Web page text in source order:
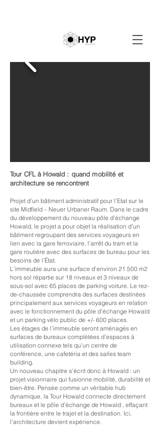
Tour CFL à Howald : quand mobilité et
architecture se rencontrent
Projet d’un bâtiment administratif pour l’Etat sur le
site Midfield – Neuer Urbaner Raum.​ Dans le cadre
du développement du nouveau pôle d’échange
Howald, le projet a pour objet la réalisation d’un
bâtiment regroupant des services voyageurs en
lien avec la gare ferroviaire, l’arrêt du tram et la
gare routière avec des surfaces de bureau pour les
besoins de l’État. ​
L’immeuble aura une surface d’environ 21.500 m2
hors sol répartie sur 18 niveaux et 3 niveaux de
sous-sol avec 65 places de parking voiture. Le rez-
de-chaussée comprendra des surfaces destinées
principalement aux services voyageurs en relation
avec le fonctionnement du pôle d’échange Howald
et un parking vélo public de +/- 600 places. ​
Les étages de l’immeuble seront aménagés en
surfaces de bureaux complétées d’espaces à
utilisation connexe tels qu’un centre de
conférence, une cafetéria et des salles team
building.​
Un nouveau chapitre s’écrit donc à Howald : un
projet visionnaire qui fusionne mobilité, durabilité et
bien-être.​ Pensée comme un véritable hub
dynamique, la Tour Howald connecte directement
bureaux et le pôle d'échange de Howald , effaçant
la frontière entre le trajet et la destination. Ici,
l’architecture devient expérience.